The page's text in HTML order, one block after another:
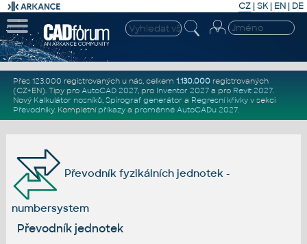
CZ | SK| EN | DE
Přes 123.000 registrovaných u nás, celkem 1.130.000registrovaných
(CZ+EN). Tipy pro AutoCAD 2027, pro Inventor 2027a pro Revit 2027.
Nový Kalkulátor nosníků, Spirograf generátor a Regresní křivkyv sekci
Převodníky. Kompletní příkazya proměnné AutoCADu 2027.
Převodník fyzikálních jednotek -
numbersystem
Převodník jednotek